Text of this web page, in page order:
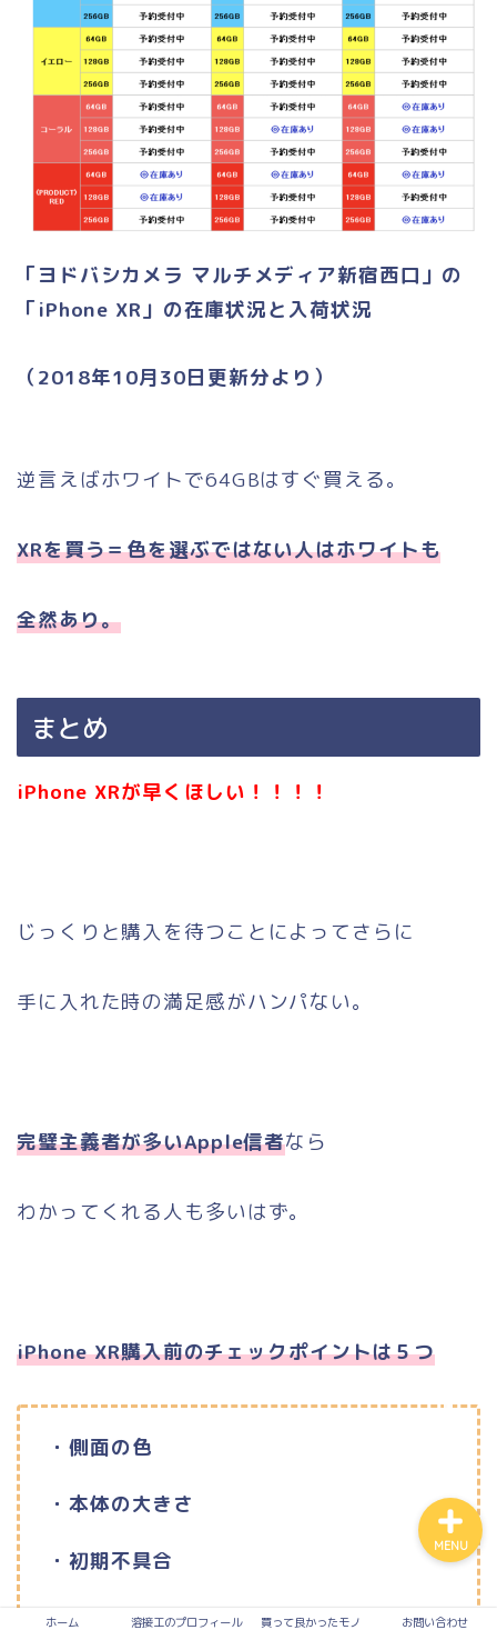
「ヨドバシカメラ マルチメディア新宿西口」の
「iPhone XR」の在庫状況と入荷状況
（2018年10月30日更新分より）
逆言えばホワイトで64GBはすぐ買える。
XRを買う＝色を選ぶではない人はホワイトも
全然あり。
まとめ
iPhone XRが早くほしい！！！！
じっくりと購入を待つことによってさらに
手に入れた時の満足感がハンパない。
完璧主義者が多いApple信者なら
わかってくれる人も多いはず。
iPhone XR購入前のチェックポイントは５つ
・側面の色
・本体の大きさ
・初期不具合
・値段と現在使用中のiPhone
ホーム 溶接工のプロフィール 買って良かったモノ お問い合わせ
MENU
買って良かったモノ
溶接